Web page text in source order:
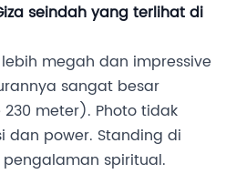
seindah yang terlihat di
megah dan impressive
sangat besar
meter). Photo tidak
power. Standing di
spiritual.